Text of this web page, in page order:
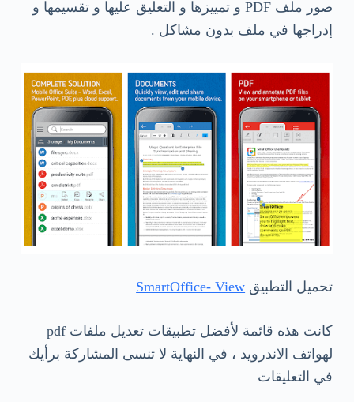
صور ملف PDF و تمييزها و التعليق عليها و تقسيمها و
إدراجها في ملف بدون مشاكل .
تحميل التطبيق SmartOffice- View
كانت هذه قائمة لأفضل تطبيقات تعديل ملفات pdf
لهواتف الاندرويد ، في النهاية لا تنسى المشاركة برأيك
في التعليقات